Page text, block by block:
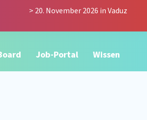
> 20. November 2026 in Vaduz
Job-Portal Wissen